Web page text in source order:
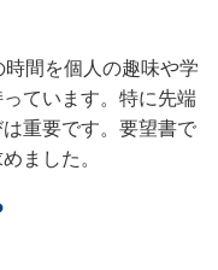
間を個人の趣味や学
ています。特に先端
重要です。要望書で
ました。